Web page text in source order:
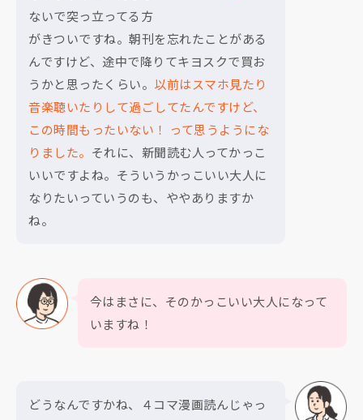
ないで突っ立ってる方
がきついですね。朝刊を忘れたことがある
んですけど、途中で降りてキヨスクで買お
うかと思ったくらい。 以前はスマホ見たり
音楽聴いたりして過ごしてたんですけど、
この時間もったいない！ って思うようにな
りました。 それに、新聞読む人ってかっこ
いいですよね。そういうかっこいい大人に
なりたいっていうのも、ややありますか
ね。
今はまさに、そのかっこいい大人になって
いますね！
どうなんですかね、４コマ漫画読んじゃっ